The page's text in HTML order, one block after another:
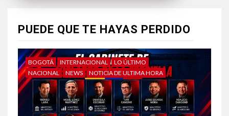
PUEDE QUE TE HAYAS PERDIDO
BOGOTÁ INTERNACIONAL
LO ÚLTIMO
NACIONAL
NEWS NOTICIA DE ULTIMA HORA